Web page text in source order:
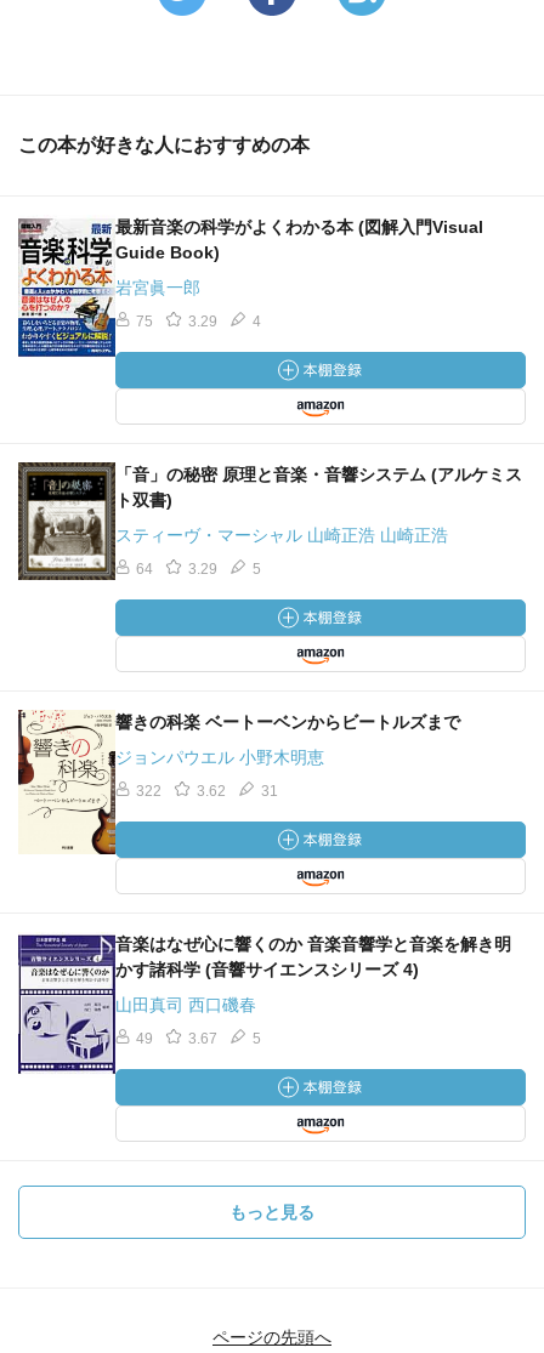
この本が好きな人におすすめの本
最新音楽の科学がよくわかる本 (図解入門Visual
Guide Book)
岩宮眞一郎
75 3.29 4
「音」の秘密 原理と音楽・音響システム (アルケミス
ト双書)
スティーヴ・マーシャル 山崎正浩 山崎正浩
64 3.29 5
響きの科楽 ベートーベンからビートルズまで
ジョンパウエル 小野木明恵
322 3.62 31
音楽はなぜ心に響くのか 音楽音響学と音楽を解き明
かす諸科学 (音響サイエンスシリーズ 4)
山田真司 西口磯春
49 3.67 5
もっと見る
ページの先頭へ